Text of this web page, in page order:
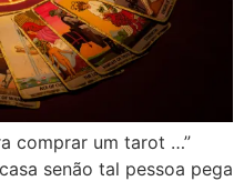
comprar um tarot …”
senão tal pessoa pega